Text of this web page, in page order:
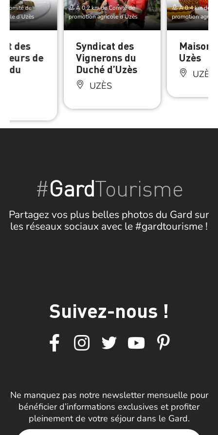
Comité de
d’Uzès
des
de
du
À 0.2 km de Comité de
promotion agricole d’Uzès
Syndicat des
Vignerons du
Duché d’Uzès
UZÈS
À 0.4 km de
promotion
Maison
Uzès
UZÈS
#GardTourisme
Partagez vos plus belles photos du Gard sur
les réseaux sociaux avec le #gardtourisme !
Suivez-nous !
Ne manquez pas notre newsletter mensuelle pour
bénéficier d’informations exclusives et profiter
pleinement de votre séjour dans le Gard.